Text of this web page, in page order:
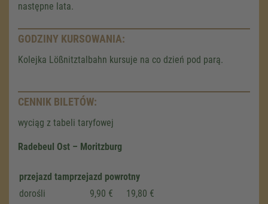
następne lata.
GODZINY KURSOWANIA:
Kolejka Lößnitztalbahn kursuje na co dzień pod parą.
CENNIK BILETÓW:
wyciąg z tabeli taryfowej
Radebeul Ost – Moritzburg
przejazd tamprzejazd powrotny
dorośli
9,90 €
19,80 €